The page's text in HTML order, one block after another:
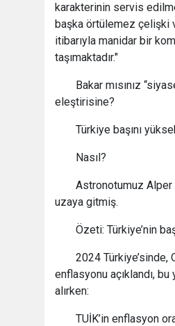
karakterinin servis
başka örtülemez çelişki
itibarıyla manidar bir
taşımaktadır."
Bakar mısınız
eleştirisine?
Türkiye başını
Nasıl?
Astronotumuz Alper
uzaya gitmiş.
Özeti: Türkiye’nin
2024 Türkiye’sinde,
enflasyonu açıklandı, bu
alırken:
TUİK’in enflasyon